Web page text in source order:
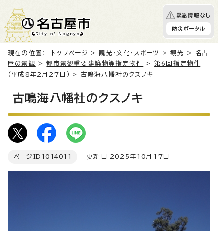
緊急情報なし
防災ポータル
現在の位置： トップページ >観光・文化・スポーツ >観光 > 名古
屋の景観
>都市景観重要建築物等指定物件 > 第6回指定物件
（平成8年2月27日）
> 古鳴海八幡社のクスノキ
古鳴海八幡社のクスノキ
ページID 1014011 更新日 2025年10月17日